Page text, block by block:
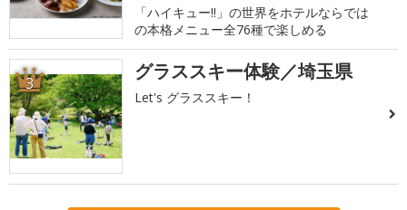
「ハイキュー!!」の世界をホテルならでは
の本格メニュー全76種で楽しめる
3 グラススキー体験／埼玉県
Let's グラススキー！